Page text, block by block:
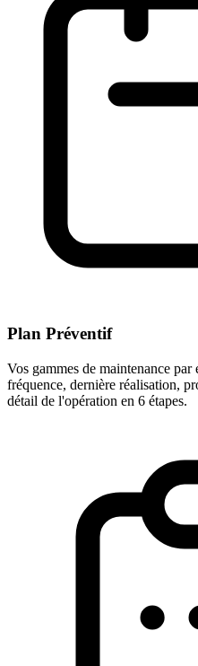
Plan Préventif
Vos gammes de maintenance
fréquence, dernière réalisation,
détail de l'opération en 6 étapes.